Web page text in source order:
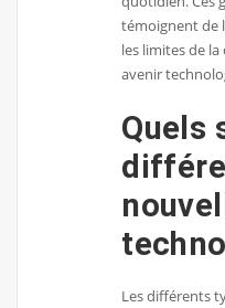
témoignent de
les limites de
avenir
Quels
Les différents